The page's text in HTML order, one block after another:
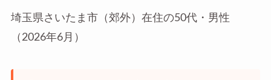
埼玉県さいたま市（郊外）在住の50代・男性
（2026年6月）